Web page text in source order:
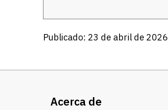
Publicado: 23 de abril de 2026
Acerca de